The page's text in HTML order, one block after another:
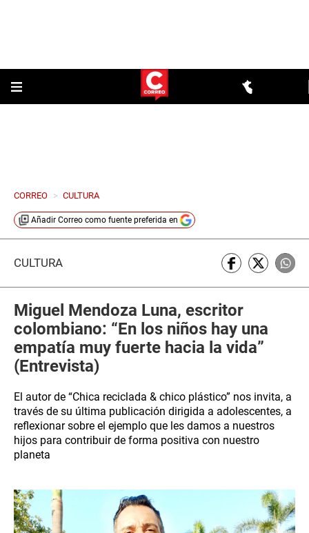
CORREO > CULTURA
Añadir Correo como fuente preferida en
CULTURA
Miguel Mendoza Luna, escritor
colombiano: “En los niños hay una
empatía muy fuerte hacia la vida”
(Entrevista)
El autor de “Chica reciclada & chico plástico” nos invita, a
través de su última publicación dirigida a adolescentes, a
reflexionar sobre el ejemplo que les damos a nuestros
hijos para contribuir de forma positiva con nuestro
planeta